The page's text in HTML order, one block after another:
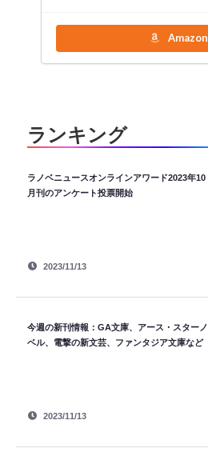
Amazon
ランキング
ラノベニュースオンラインアワード2023年10
月刊のアンケート投票開始
2023/11/13
今週の新刊情報：GA文庫、アース・スターノ
ベル、電撃の新文芸、ファンタジア文庫など
2023/11/13